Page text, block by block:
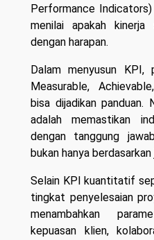
Performance
menilai apakah kinerja
dengan harapan.
Dalam menyusun KPI,
Measurable,
bisa dijadikan panduan.
adalah memastikan
dengan tanggung
bukan hanya
Selain KPI kuantitatif
tingkat penyelesaian
menambahkan
kepuasan klien,